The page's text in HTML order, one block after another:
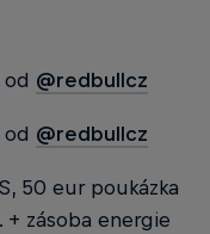
@redbullcz
@redbullcz
50 eur poukázka
. + zásoba energie